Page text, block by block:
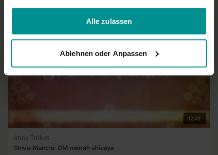
gesammelt haben.
Alle zulassen
Ablehnen oder Anpassen
02:49
Anna Trökes
Shiva-Mantra: OM namah shivaya